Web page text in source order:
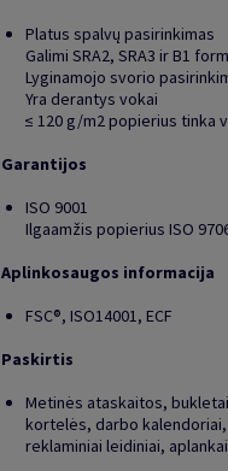
Platus spalvų pasirinkimas
Galimi SRA2, SRA3 ir B1
Lyginamojo svorio
Yra derantys vokai
≤ 120 g/m2 popierius tinka
Garantijos
ISO 9001
Ilgaamžis popierius ISO
Aplinkosaugos informacija
FSC®, ISO14001, ECF
Paskirtis
Metinės ataskaitos,
kortelės, darbo
reklaminiai leidiniai,